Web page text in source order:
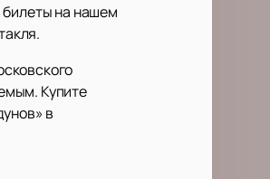
билеты на нашем
Купите
в